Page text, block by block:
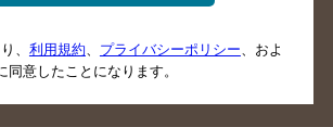
ご意見・ご感想
、 利用規約 プライバシーポリシー 、およ
同意したことになります。